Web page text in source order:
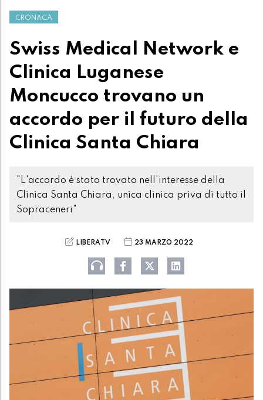
CRONACA
Swiss Medical Network e
Clinica Luganese
Moncucco trovano un
accordo per il futuro della
Clinica Santa Chiara
"L'accordo è stato trovato nell'interesse della
Clinica Santa Chiara, unica clinica priva di tutto il
Sopraceneri"
LIBERATV 23 MARZO 2022